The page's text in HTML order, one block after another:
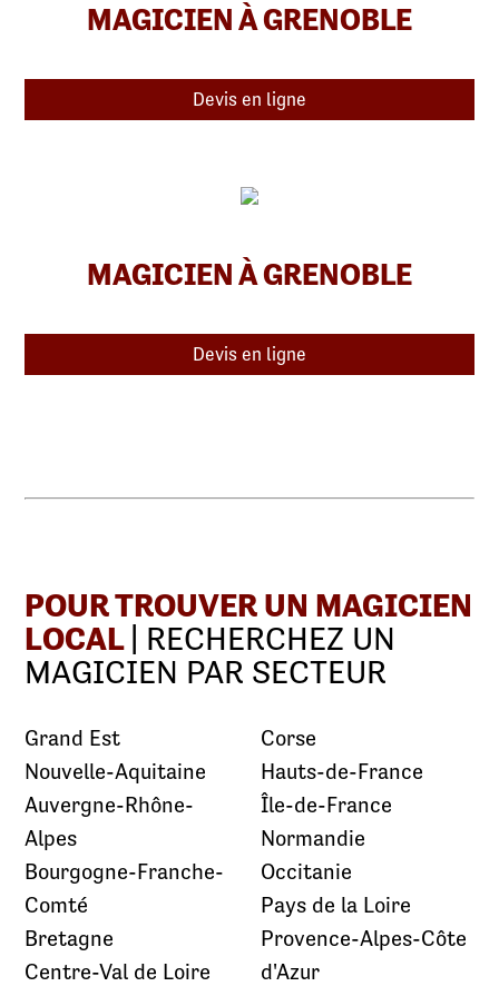
MAGICIEN À GRENOBLE
Devis en ligne
MAGICIEN À GRENOBLE
Devis en ligne
POUR TROUVER UN MAGICIEN
LOCAL | RECHERCHEZ UN
MAGICIEN PAR SECTEUR
Grand Est
Nouvelle-Aquitaine
Auvergne-Rhône-
Alpes
Bourgogne-Franche-
Comté
Bretagne
Centre-Val de Loire
Corse
Hauts-de-France
Île-de-France
Normandie
Occitanie
Pays de la Loire
Provence-Alpes-Côte
d'Azur